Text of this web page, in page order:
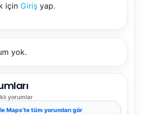
için Giriş yap.
yok.
yorumlar
Maps’te tüm yorumları gör